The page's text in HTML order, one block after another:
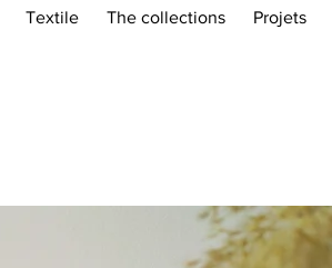
Textile The collections Projets